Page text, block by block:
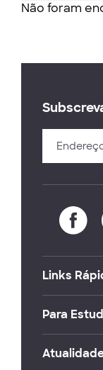
Não foram
Links
Para